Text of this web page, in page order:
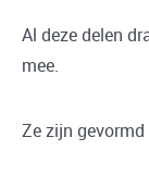
Al deze delen
mee.
Ze zijn gevormd